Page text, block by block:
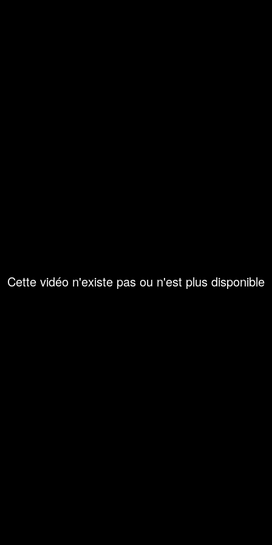
Cette vidéo n'existe pas ou n'est plus disponible